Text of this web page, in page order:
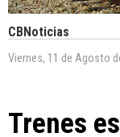
CBNoticias
Viernes, 11 de Agosto
Trenes